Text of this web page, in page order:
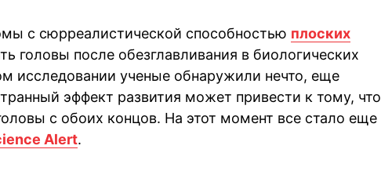
с сюрреалистической способностью плоских
головы после обезглавливания в биологических
исследовании ученые обнаружили нечто, еще
эффект развития может привести к тому, что
с обоих концов. На этот момент все стало еще
Alert.